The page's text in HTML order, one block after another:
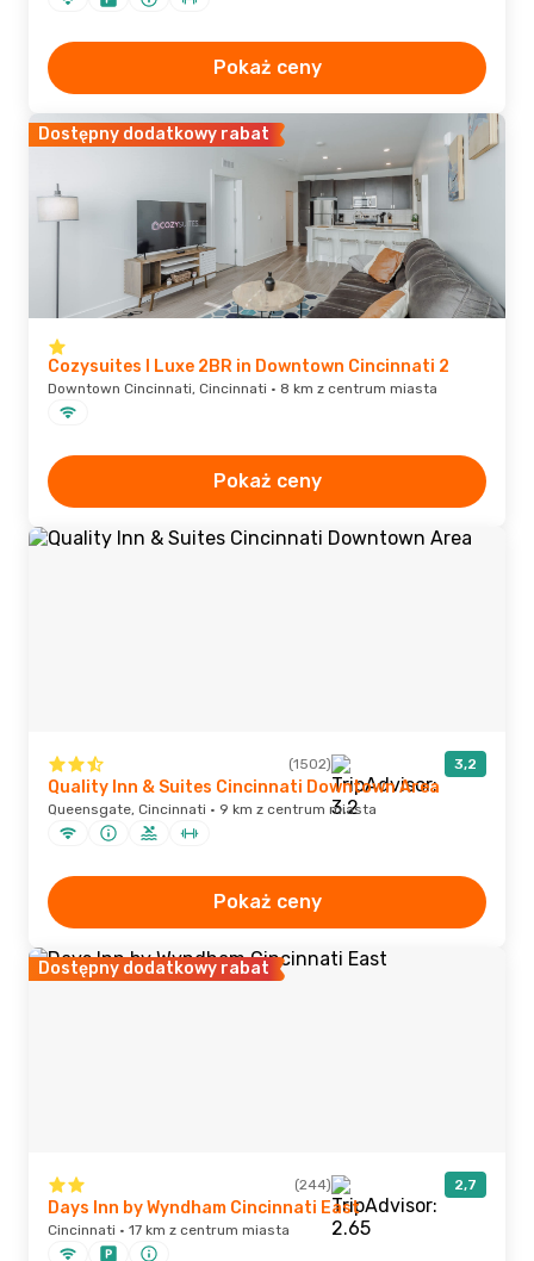
Pokaż ceny
Dostępny dodatkowy rabat
Cozysuites l Luxe 2BR in Downtown Cincinnati 2
Downtown Cincinnati, Cincinnati · 8 km z centrum miasta
Pokaż ceny
(1502) 3,2
Quality Inn & Suites Cincinnati Downtown Area
Queensgate, Cincinnati · 9 km z centrum miasta
Pokaż ceny
Dostępny dodatkowy rabat
(244) 2,7
Days Inn by Wyndham Cincinnati East
Cincinnati · 17 km z centrum miasta